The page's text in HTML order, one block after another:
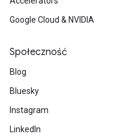
Google Cloud & NVIDIA
Społeczność
Blog
Bluesky
Instagram
LinkedIn